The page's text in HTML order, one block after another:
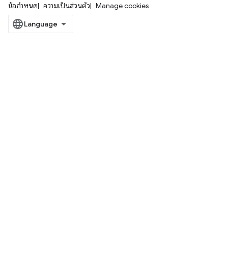
ข้อกำหนด ความเป็นส่วนตัว Manage cookies